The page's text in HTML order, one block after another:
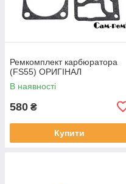
Ремкомплект карбюратора
(FS55) ОРИГІНАЛ
В наявності
580 ₴
Купити